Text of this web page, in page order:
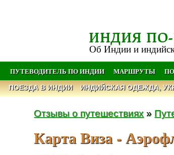
ИНДИЯ
Об Индии и
ПУТЕВОДИТЕЛЬ ПО ИНДИИ МАРШРУТЫ
ПОЕЗДА В ИНДИИ ИНДИЙСКАЯ ОДЕЖДА,
Отзывы о путешествиях »
Карта Виза -